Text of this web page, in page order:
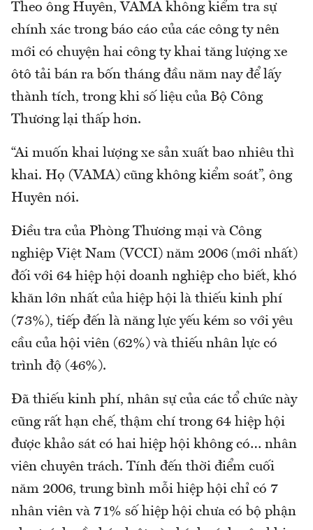
Theo ông Huyên, VAMA không kiểm tra sự
chính xác trong báo cáo của các công ty nên
mới có chuyện hai công ty khai tăng lượng xe
ôtô tải bán ra bốn tháng đầu năm nay để lấy
thành tích, trong khi số liệu của Bộ Công
Thương lại thấp hơn.
“Ai muốn khai lượng xe sản xuất bao nhiêu thì
khai. Họ (VAMA) cũng không kiểm soát”, ông
Huyên nói.
Điều tra của Phòng Thương mại và Công
nghiệp Việt Nam (VCCI) năm 2006 (mới nhất)
đối với 64 hiệp hội doanh nghiệp cho biết, khó
khăn lớn nhất của hiệp hội là thiếu kinh phí
(73%), tiếp đến là năng lực yếu kém so với yêu
cầu của hội viên (62%) và thiếu nhân lực có
trình độ (46%).
Đã thiếu kinh phí, nhân sự của các tổ chức này
cũng rất hạn chế, thậm chí trong 64 hiệp hội
được khảo sát có hai hiệp hội không có… nhân
viên chuyên trách. Tính đến thời điểm cuối
năm 2006, trung bình mỗi hiệp hội chỉ có 7
nhân viên và 71% số hiệp hội chưa có bộ phận